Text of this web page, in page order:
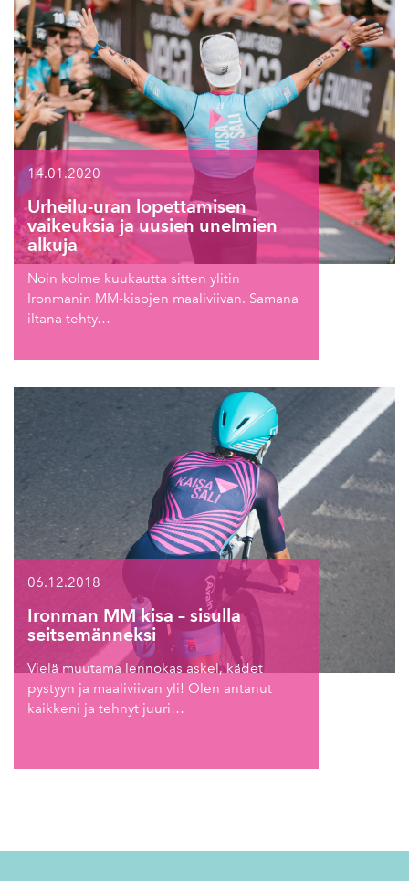
14.01.2020
Urheilu-uran lopettamisen
vaikeuksia ja uusien unelmien
alkuja
Noin kolme kuukautta sitten ylitin
Ironmanin MM-kisojen maaliviivan. Samana
iltana tehty…
06.12.2018
Ironman MM kisa – sisulla
seitsemänneksi
Vielä muutama lennokas askel, kädet
pystyyn ja maaliviivan yli! Olen antanut
kaikkeni ja tehnyt juuri…